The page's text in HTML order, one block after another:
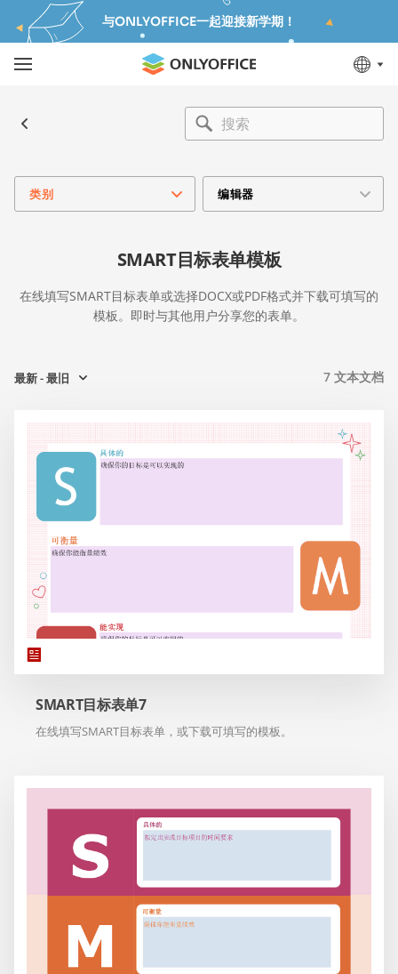
与ONLYOFFICE一起迎接新学期！
类别 编辑器
SMART目标表单模板
在线填写SMART目标表单或选择DOCX或PDF格式并下载可填写的
模板。即时与其他用户分享您的表单。
最新 - 最旧 7 文本文档
SMART目标表单7
在线填写SMART目标表单，或下载可填写的模板。